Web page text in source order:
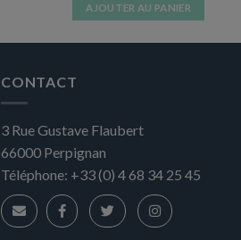
AJOUTER AU PANIER
CONTACT
3 Rue Gustave Flaubert
66000 Perpignan
Téléphone: +33 (0) 4 68 34 25 45